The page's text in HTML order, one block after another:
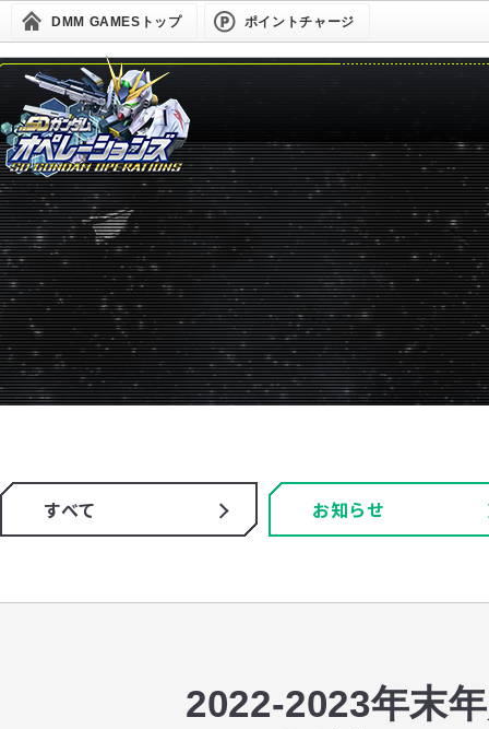
DMM GAMESトップ ポイントチャージ
すべて お知らせ
2022-2023年末